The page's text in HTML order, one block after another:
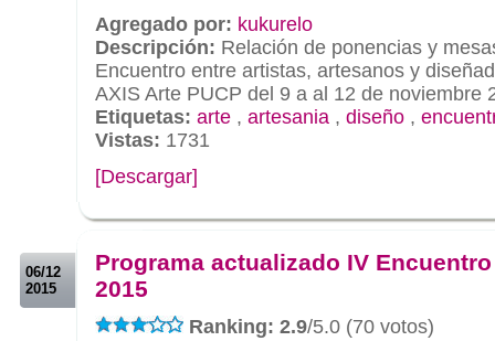
Agregado por: kukurelo
Descripción: Relación de ponencias y
Encuentro entre artistas, artesanos y
AXIS Arte PUCP del 9 a al 12 de noviembre
Etiquetas: arte , artesania , diseño ,
Vistas: 1731
[Descargar]
06/12
2015
Programa actualizado IV Encuentro
2015
Ranking: 2.9/5.0 (70 votos)